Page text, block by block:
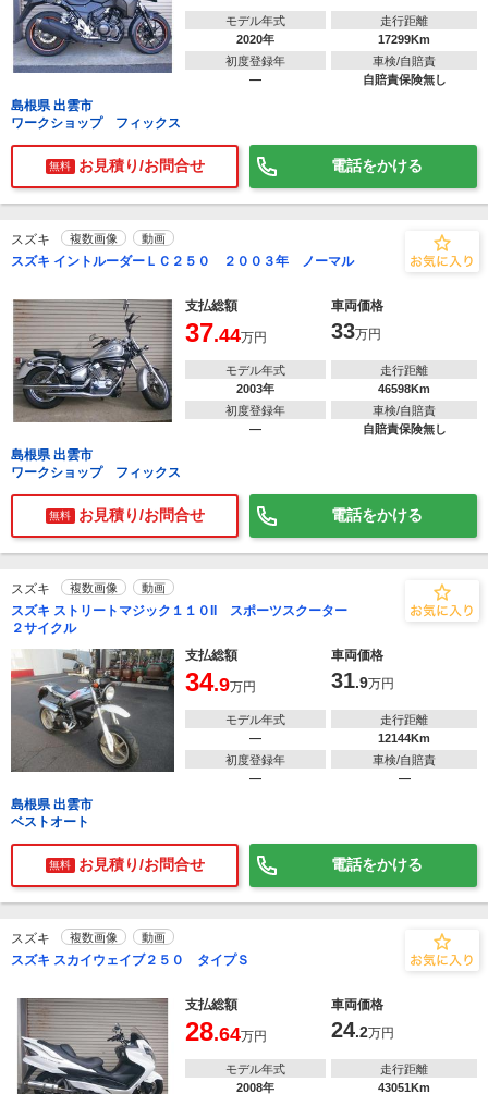
モデル年式
2020年
走行距離
17299Km
初度登録年
―
車検/自賠責
自賠責保険無し
島根県 出雲市
ワークショップ フィックス
無料 お見積り/お問合せ 電話をかける
スズキ 複数画像 動画
スズキ イントルーダーＬＣ２５０ ２００３年 ノーマル
支払総額 車両価格
37.44万円 33万円
モデル年式
2003年
走行距離
46598Km
初度登録年
―
車検/自賠責
自賠責保険無し
島根県 出雲市
ワークショップ フィックス
無料 お見積り/お問合せ 電話をかける
スズキ 複数画像 動画
スズキ ストリートマジック１１０II スポーツスクーター
２サイクル
支払総額
車両価格
34.9万円 31.9万円
モデル年式
―
走行距離
12144Km
初度登録年
―
車検/自賠責
―
島根県 出雲市
ベストオート
無料 お見積り/お問合せ 電話をかける
スズキ 複数画像 動画
スズキ スカイウェイブ２５０ タイプＳ
支払総額 車両価格
28.64万円 24.2万円
モデル年式
2008年
走行距離
43051Km